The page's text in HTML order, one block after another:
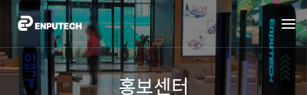
홍보센터